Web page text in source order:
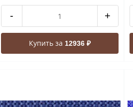
- +
Купить за 12936 ₽